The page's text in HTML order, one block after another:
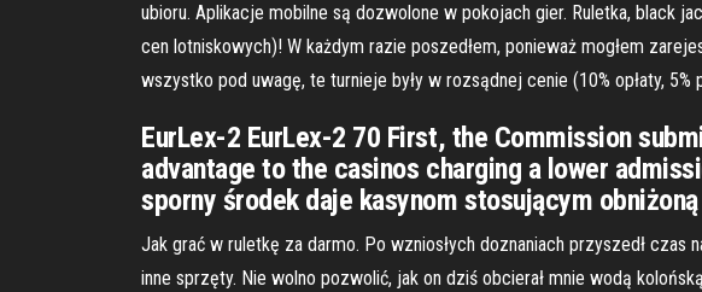
ubioru. Aplikacje mobilne są dozwolone w pokojach gier. Ruletka, black
cen lotniskowych)! W każdym razie poszedłem, ponieważ mogłem
wszystko pod uwagę, te turnieje były w rozsądnej cenie (10% opłaty,
EurLex-2 EurLex-2 70 First, the Commission
advantage to the casinos charging a lower
sporny środek daje kasynom stosującym
Jak grać w ruletkę za darmo. Po wzniosłych doznaniach przyszedł
inne sprzęty. Nie wolno pozwolić, jak on dziś obcierał mnie wodą